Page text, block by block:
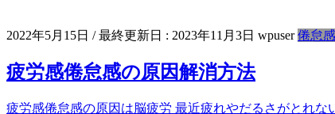
2022年5月15日 / 最終更新日 : 2023年11月3日 wpuser 倦怠
疲労感倦怠感の原因解消方法
疲労感倦怠感の原因は脳疲労 最近疲れやだるさがとれ